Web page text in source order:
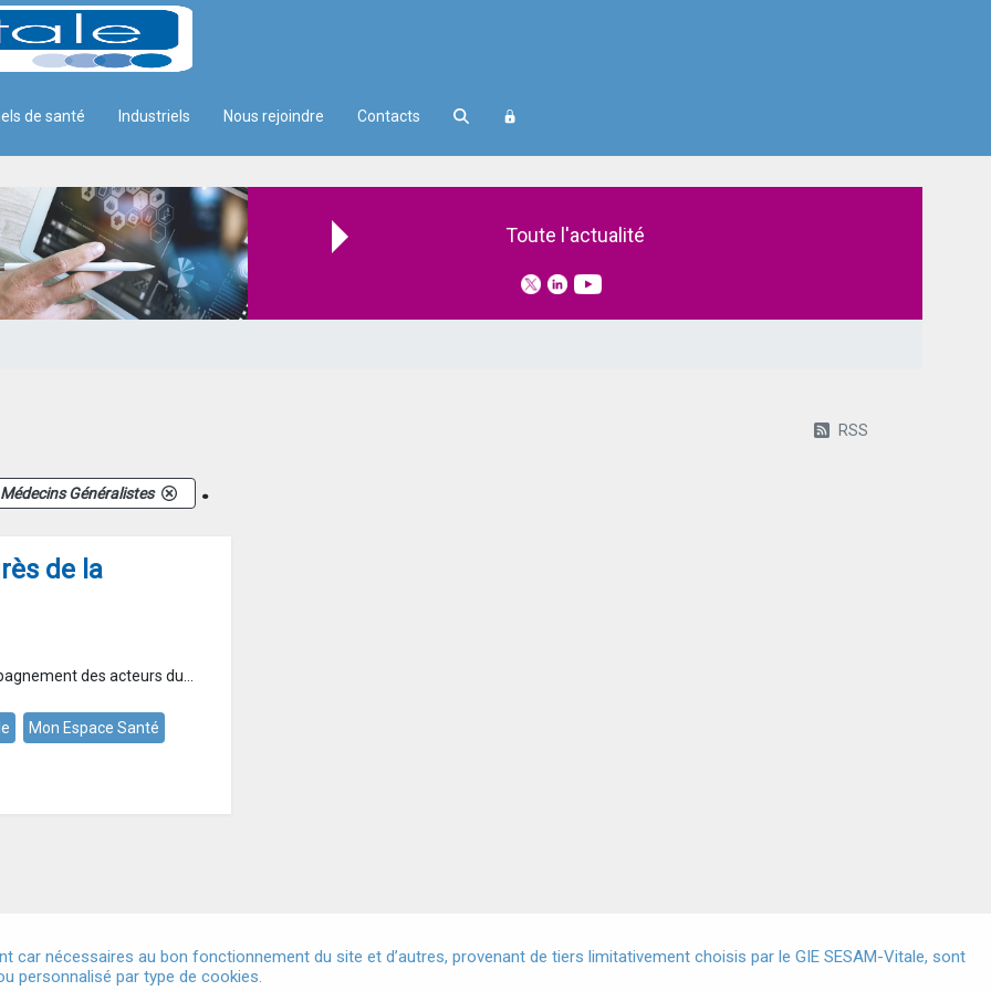
de santé Industriels Nous rejoindre Contacts
Toute l'actualité
RSS
Médecins Généralistes .
de la
des acteurs du...
Mon Espace Santé
nécessaires au bon fonctionnement du site et d’autres, provenant de tiers limitativement choisis par le GIE SESAM-Vitale, sont
personnalisé par type de cookies.